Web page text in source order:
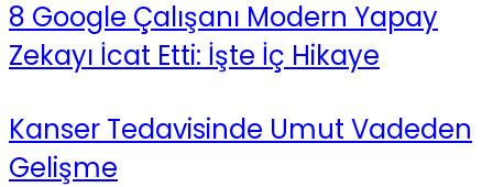
8 Google Çalışanı Modern Yapay
Zekayı İcat Etti: İşte İç Hikaye
Kanser Tedavisinde Umut Vadeden
Gelişme